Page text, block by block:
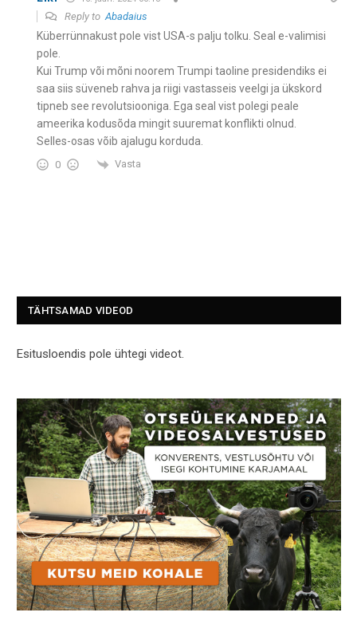
Reply toAbadaius
Küberrünnakust pole vist USA-s palju tolku. Seal e-valimisi
pole.
Kui Trump või mõni noorem Trumpi taoline presidendiks ei
saa siis süveneb rahva ja riigi vastasseis veelgi ja ükskord
tipneb see revolutsiooniga. Ega seal vist polegi peale
ameerika kodusõda mingit suuremat konflikti olnud.
Selles-osas võib ajalugu korduda.
0 Vasta
TÄHTSAMAD VIDEOD
Esitusloendis pole ühtegi videot.